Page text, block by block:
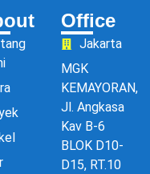
Office
Jakarta
MGK
KEMAYORAN,
Jl. Angkasa
Kav B-6
BLOK D10-
D15, RT.10